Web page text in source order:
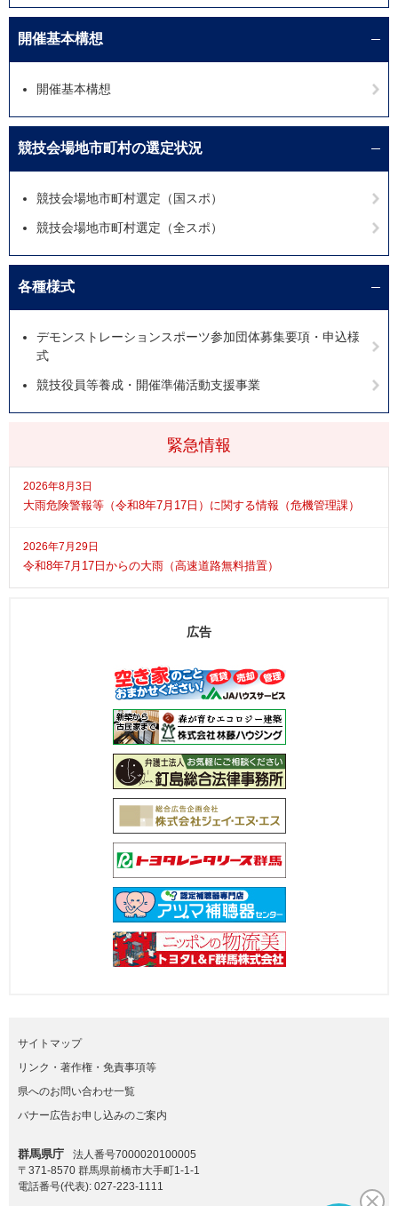
緊急情報
2026年8月3日
大雨危険警報等（令和8年7月17日）に関する情報（危機管理課）
2026年7月29日
令和8年7月17日からの大雨（高速道路無料措置）
開催基本構想
開催基本構想
競技会場地市町村の選定状況
競技会場地市町村選定（国スポ）
競技会場地市町村選定（全スポ）
各種様式
デモンストレーションスポーツ参加団体募集要項・申込様
式
競技役員等養成・開催準備活動支援事業
広告
サイトマップ
リンク・著作権・免責事項等
県へのお問い合わせ一覧
バナー広告お申し込みのご案内
群馬県庁
法人番号7000020100005
〒371-8570 群馬県前橋市大手町1-1-1
電話番号(代表): 027-223-1111